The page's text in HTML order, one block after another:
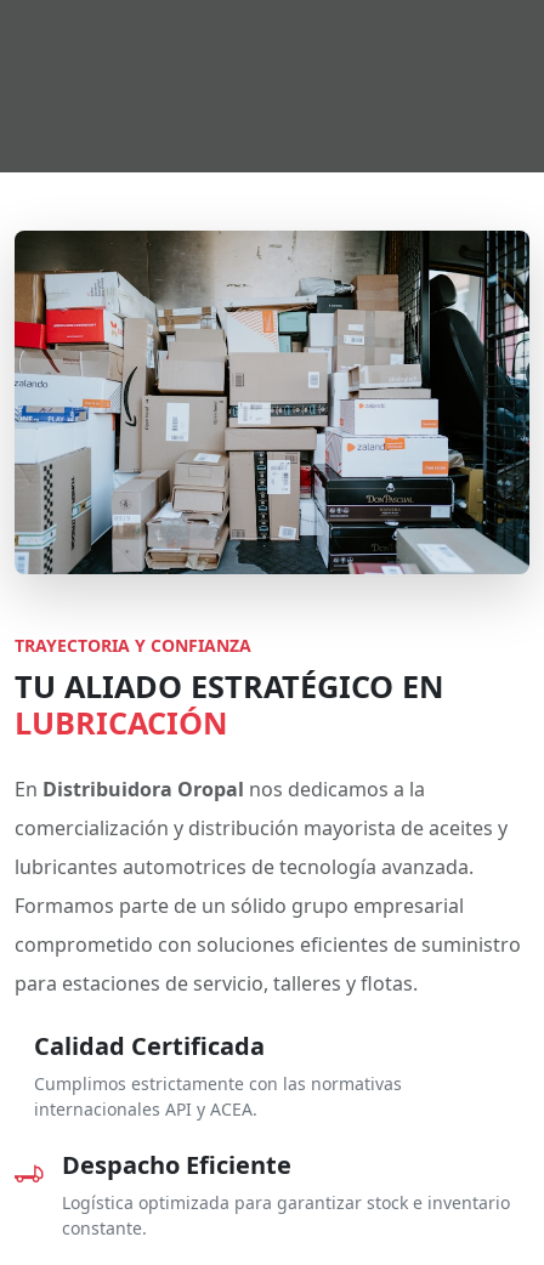
TRAYECTORIA Y CONFIANZA
TU ALIADO ESTRATÉGICO EN
LUBRICACIÓN
En Distribuidora Oropal nos dedicamos a la
comercialización y distribución mayorista de aceites y
lubricantes automotrices de tecnología avanzada.
Formamos parte de un sólido grupo empresarial
comprometido con soluciones eficientes de suministro
para estaciones de servicio, talleres y flotas.
Calidad Certificada
Cumplimos estrictamente con las normativas
internacionales API y ACEA.
Despacho Eficiente
Logística optimizada para garantizar stock e inventario
constante.